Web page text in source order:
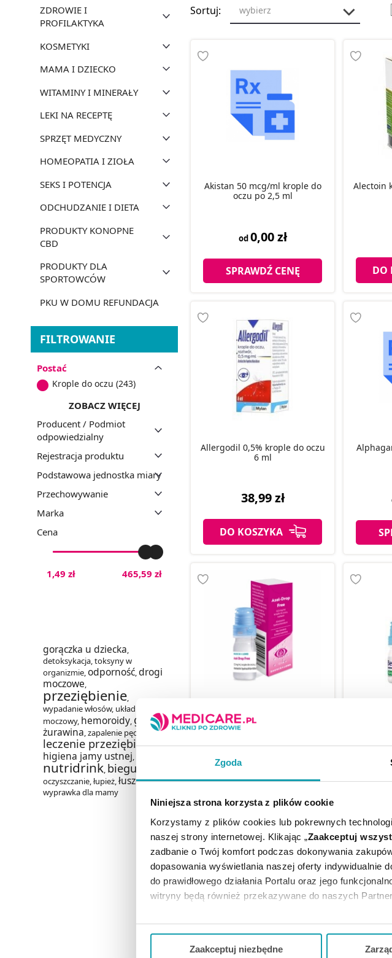
Zgoda
Niniejsza strona korzysta z plików cookie
Korzystamy z plików cookies lub pokrewnych
naszej strony internetowej. Klikając „Zaakceptuj
zadbanie o Twój komfort podczas dokonywania
dopasowania wyświetlania naszej oferty indywidualnie
do prawidłowego działania Portalu oraz jego
witryny będą również przekazywane do naszych
Jeżeli chcesz dostosować swoją zgodę i wybrać tylko
Zaakceptuj niezbędne
ZDROWIE I
PROFILAKTYKA
KOSMETYKI
MAMA I DZIECKO
WITAMINY I MINERAŁY
LEKI NA RECEPTĘ
SPRZĘT MEDYCZNY
HOMEOPATIA I ZIOŁA
SEKS I POTENCJA
ODCHUDZANIE I DIETA
PRODUKTY KONOPNE
CBD
PRODUKTY DLA
SPORTOWCÓW
PKU W DOMU REFUNDACJA
FILTROWANIE
Postać
Krople do oczu (243)
ZOBACZ WIĘCEJ
Producent / Podmiot
odpowiedzialny
Rejestracja produktu
Podstawowa jednostka miary
Przechowywanie
Marka
Cena
1,49 zł 465,59 zł
gorączka u dziecka,
detoksykacja,toksyny w
organizmie,odporność,drogi
moczowe,
przeziębienie,
wypadanie włosów, układ
moczowy, hemoroidy, grypa,
żurawina,zapalenie pęcherza,
leczenie przeziębienia,
higiena jamy ustnej,
nutridrink, biegunka
oczyszczanie,łupież,łuszczyca,
wyprawka dla mamy
Sortuj: wybierz
Akistan 50 mcg/ml krople do
oczu po 2,5 ml
od 0,00 zł
SPRAWDŹ CENĘ
Alectoin
DO
Allergodil 0,5% krople do oczu
6 ml
38,99 zł
DO KOSZYKA
krople do oczu, 10 ml
37,99 zł